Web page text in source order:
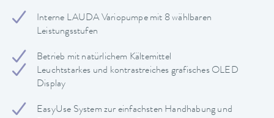
Interne LAUDA Variopumpe mit 8 wählbaren
Leistungsstufen
Betrieb mit natürlichem Kältemittel
Leuchtstarkes und kontrastreiches grafisches OLED
Display
EasyUse System zur einfachsten Handhabung und